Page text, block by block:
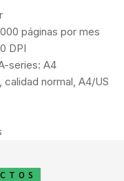
páginas por mes
DPI
series: A4
normal, A4/US